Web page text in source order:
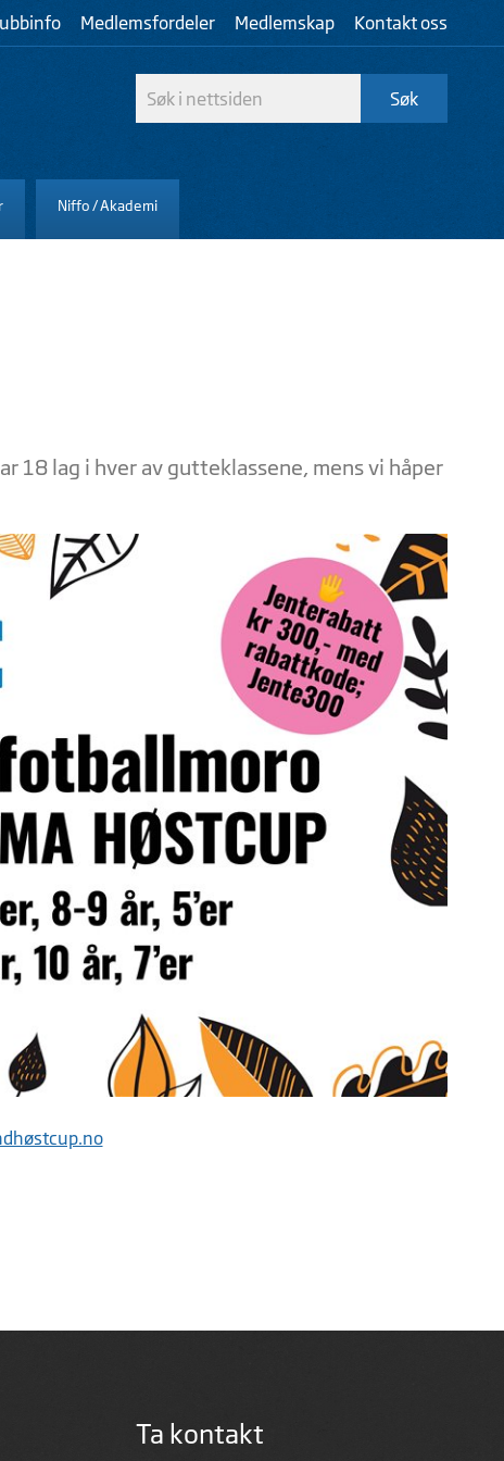
Medlemsfordeler Medlemskap Kontakt oss
Niffo / Akademi
18 lag i hver av gutteklassene, mens vi håper
Ta kontakt